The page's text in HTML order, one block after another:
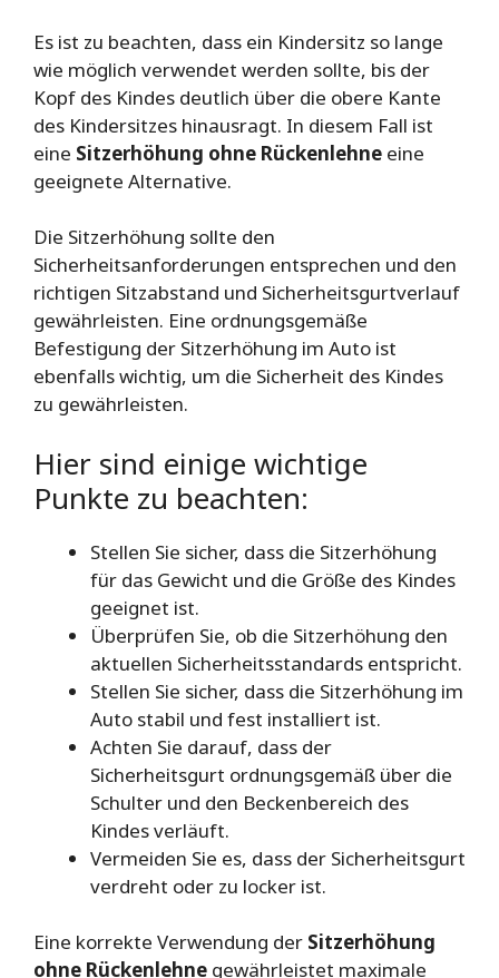
Es ist zu beachten, dass ein Kindersitz so lange
wie möglich verwendet werden sollte, bis der
Kopf des Kindes deutlich über die obere Kante
des Kindersitzes hinausragt. In diesem Fall ist
eine Sitzerhöhung ohne Rückenlehne eine
geeignete Alternative.
Die Sitzerhöhung sollte den
Sicherheitsanforderungen entsprechen und den
richtigen Sitzabstand und Sicherheitsgurtverlauf
gewährleisten. Eine ordnungsgemäße
Befestigung der Sitzerhöhung im Auto ist
ebenfalls wichtig, um die Sicherheit des Kindes
zu gewährleisten.
Hier sind einige wichtige
Punkte zu beachten:
Stellen Sie sicher, dass die Sitzerhöhung
für das Gewicht und die Größe des Kindes
geeignet ist.
Überprüfen Sie, ob die Sitzerhöhung den
aktuellen Sicherheitsstandards entspricht.
Stellen Sie sicher, dass die Sitzerhöhung im
Auto stabil und fest installiert ist.
Achten Sie darauf, dass der
Sicherheitsgurt ordnungsgemäß über die
Schulter und den Beckenbereich des
Kindes verläuft.
Vermeiden Sie es, dass der Sicherheitsgurt
verdreht oder zu locker ist.
Eine korrekte Verwendung der Sitzerhöhung
ohne Rückenlehne gewährleistet maximale